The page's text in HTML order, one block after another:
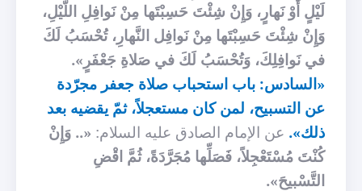
لَيْلٍ أَوْ نَهارٍ، وَإِنْ شِئْتَ حَسِبْتَها مِنْ نَوافِلِ اللَّيْلِ،
وَإِنْ شِئْتَ حَسِبْتَها مِنْ نَوافِل النَّهارِ، تُحْسَبُ لَكَ
في نَوافِلِكَ، وَتُحْسَبُ لَكَ في صَلاةِ جَعْفَرٍ».
«السادس: باب استحباب صلاة جعفر مجرّدة
عن التسبيح، لمن كان مستعجلاً، ثمّ يقضيه بعد
ذلك». عن الإمام الصادق عليه السلام: «.. وَإِنْ
كُنْتَ مُسْتَعْجِلاً، فَصَلِّها مُجَرَّدَةً، ثُمَّ اقْضِ
التَّسْبيحَ».